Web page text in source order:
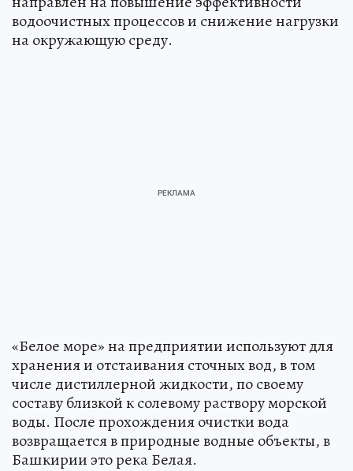
водоочистных процессов и снижение нагрузки
на окружающую среду.
«Белое море» на предприятии используют для
хранения и отстаивания сточных вод, в том
числе дистиллерной жидкости, по своему
составу близкой к солевому раствору морской
воды. После прохождения очистки вода
возвращается в природные водные объекты, в
Башкирии это река Белая.